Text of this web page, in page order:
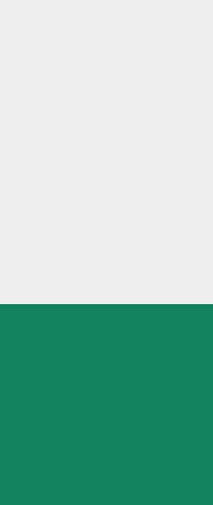
16:02
товар не
Товары
храниться и